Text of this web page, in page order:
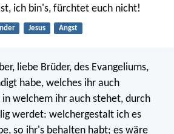
ich bin's, fürchtet euch nicht!
Jesus Angst
liebe Brüder, des Evangeliums,
habe, welches ihr auch
welchem ihr auch stehet, durch
werdet: welchergestalt ich es
so ihr's behalten habt; es wäre